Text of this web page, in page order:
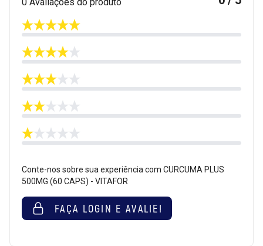
Conte-nos sobre sua experiência com CURCUMA PLUS
500MG (60 CAPS) - VITAFOR
FAÇA LOGIN E AVALIE!